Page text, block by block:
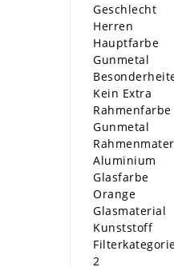
Geschlecht
Herren
Hauptfarbe
Gunmetal
Kein Extra
Rahmenfarbe
Gunmetal
Aluminium
Glasfarbe
Orange
Glasmaterial
Kunststoff
2